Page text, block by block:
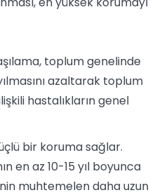
toplum genelinde
azaltarak toplum
hastalıkların genel
bir koruma sağlar.
en az 10-15 yıl boyunca
muhtemelen daha uzun